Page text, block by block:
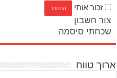
זכור אותי
צור חשבון
שכחתי סיסמה
ארוך טווח